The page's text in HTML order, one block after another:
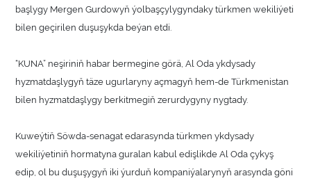
başlygy Mergen Gurdowyň ýolbaşçylygyndaky türkmen wekiliýeti
bilen geçirilen duşuşykda beýan etdi.
“KUNA” neşiriniň habar bermegine görä, Al Oda ykdysady
hyzmatdaşlygyň täze ugurlaryny açmagyň hem-de Türkmenistan
bilen hyzmatdaşlygy berkitmegiň zerurdygyny nygtady.
Kuweýtiň Söwda-senagat edarasynda türkmen ykdysady
wekiliýetiniň hormatyna guralan kabul edişlikde Al Oda çykyş
edip, ol bu duşuşygyň iki ýurduň kompaniýalarynyň arasynda göni